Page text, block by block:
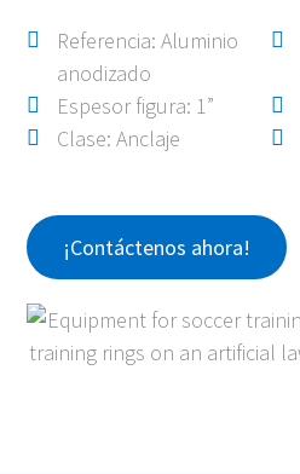
Referencia: Aluminio
anodizado
Espesor figura: 1”
Clase: Anclaje
¡Contáctenos ahora!